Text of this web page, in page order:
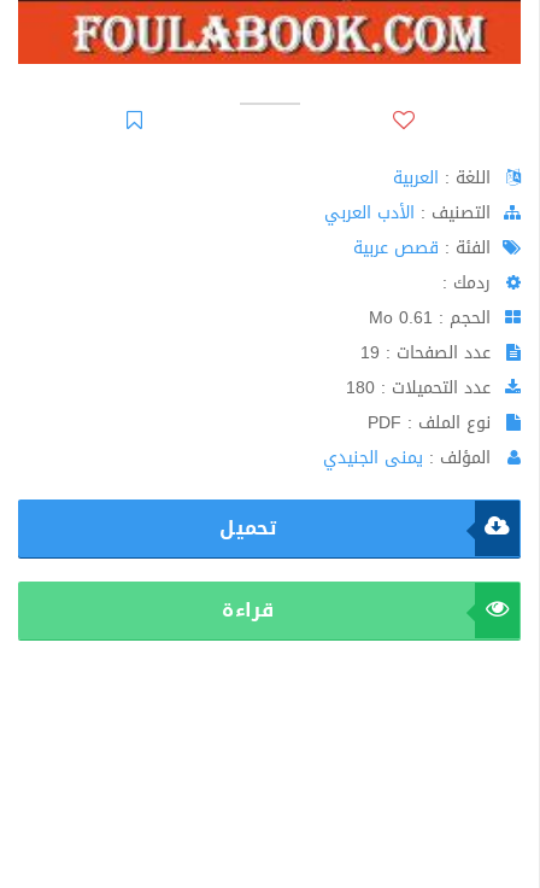
اللغة : العربية
اﻟﺘﺼﻨﻴﻒ : الأدب العربي
الفئة : قصص عربية
ردمك :
الحجم : 0.61 Mo
عدد الصفحات : 19
عدد التحميلات : 180
نوع الملف : PDF
المؤلف : يمنى الجنيدي
تحميل
قراءة